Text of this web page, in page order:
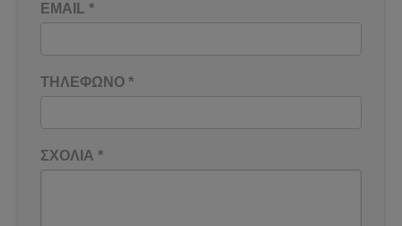
EMAIL *
ΤΗΛΕΦΩΝΟ *
ΣΧΟΛΙΑ *